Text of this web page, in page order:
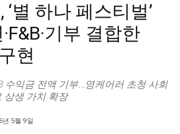
별 하나 페스티벌’
기부 결합한
현
수익금 전액 기부…영케어러 초청·사회
상생 가치 확장
년 5월 9일